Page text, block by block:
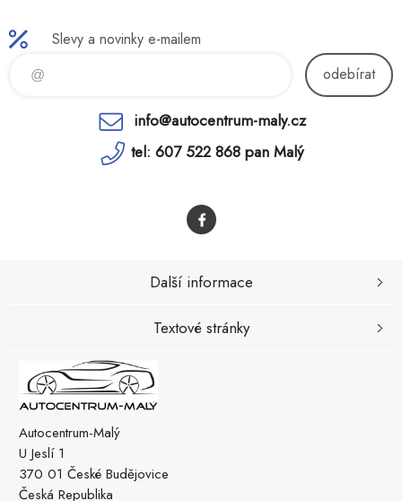
Slevy a novinky e-mailem
odebírat
info@autocentrum-maly.cz
tel: 607 522 868 pan Malý
Autocentrum-Malý
U Jeslí 1
370 01 České Budějovice
Česká Republika
Další informace
Textové stránky